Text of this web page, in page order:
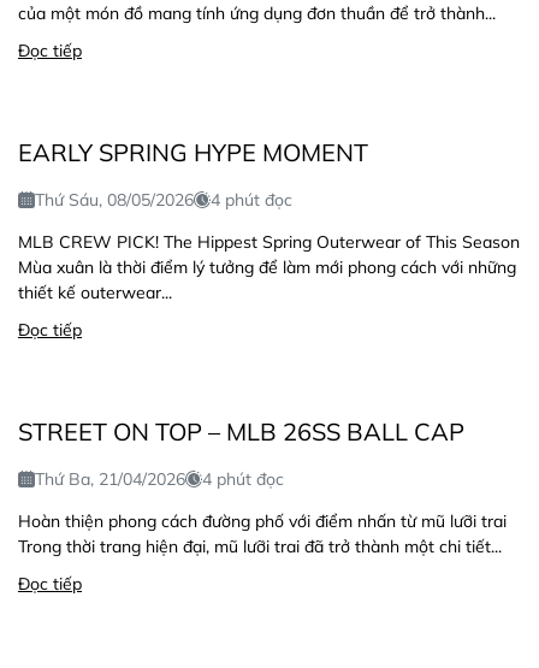
của một món đồ mang tính ứng dụng đơn thuần để trở thành...
Đọc tiếp
EARLY SPRING HYPE MOMENT
Thứ Sáu, 08/05/2026
4 phút đọc
MLB CREW PICK! The Hippest Spring Outerwear of This Season
Mùa xuân là thời điểm lý tưởng để làm mới phong cách với những
thiết kế outerwear...
Đọc tiếp
STREET ON TOP – MLB 26SS BALL CAP
Thứ Ba, 21/04/2026
4 phút đọc
Hoàn thiện phong cách đường phố với điểm nhấn từ mũ lưỡi trai
Trong thời trang hiện đại, mũ lưỡi trai đã trở thành một chi tiết...
Đọc tiếp